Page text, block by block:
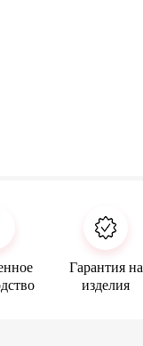
Гарантия на
изделия